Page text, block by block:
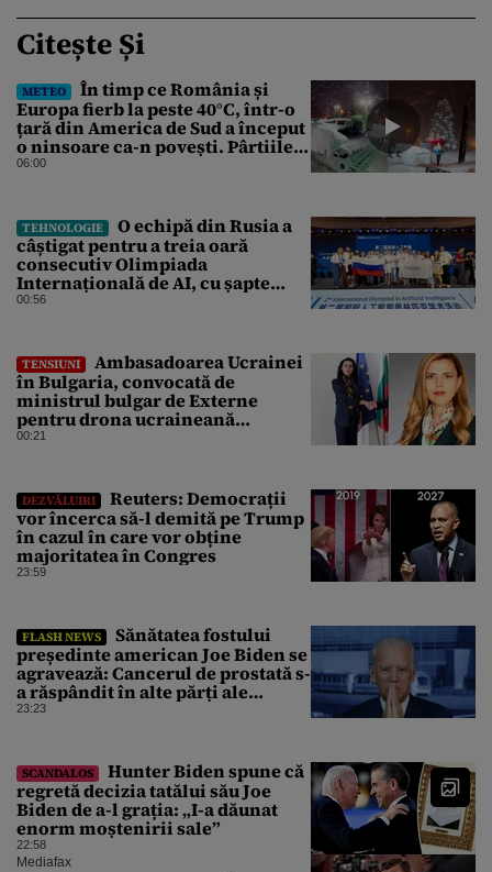
Citește Și
METEO
În timp ce România și
Europa fierb la peste 40°C, într-o
țară din America de Sud a început
o ninsoare ca-n povești. Pârtiile
s-au umplut de schiori
06:00
TEHNOLOGIE
O echipă din Rusia a
câștigat pentru a treia oară
consecutiv Olimpiada
Internațională de AI, cu șapte
medalii din aur și una de bronz
00:56
TENSIUNI
Ambasadoarea Ucrainei
în Bulgaria, convocată de
ministrul bulgar de Externe
pentru drona ucraineană
prăbușită în apropierea
00:21
DEZVĂLUIRI
Reuters: Democrații
vor încerca să-l demită pe Trump
în cazul în care vor obține
majoritatea în Congres
23:59
FLASH NEWS
Sănătatea fostului
președinte american Joe Biden se
agravează: Cancerul de prostată s-
a răspândit în alte părți ale
corpului
23:23
SCANDALOS
Hunter Biden spune că
regretă decizia tatălui său Joe
Biden de a-l grația: „I-a dăunat
enorm moștenirii sale”
22:58
Mediafax